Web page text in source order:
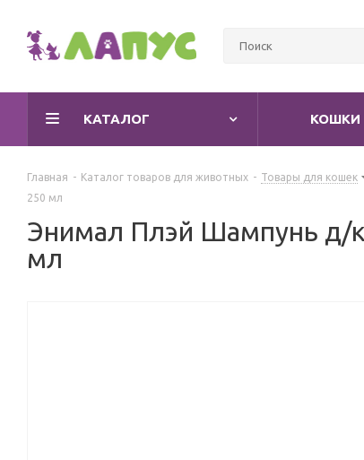
КАТАЛОГ КОШКИ
Главная - Каталог товаров для животных - Товары для кошек
250 мл
Энимал Плэй Шампунь д/
мл